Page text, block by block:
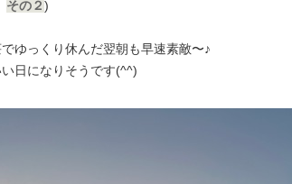
その２)
ゆっくり休んだ翌朝も早速素敵〜♪
日になりそうです(^^)